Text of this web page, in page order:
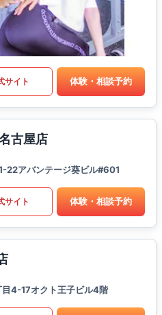
サイト 体験・相談予約
古屋店
22アバンテージ葵ビル#601
サイト 体験・相談予約
目4-17オクト王子ビル4階